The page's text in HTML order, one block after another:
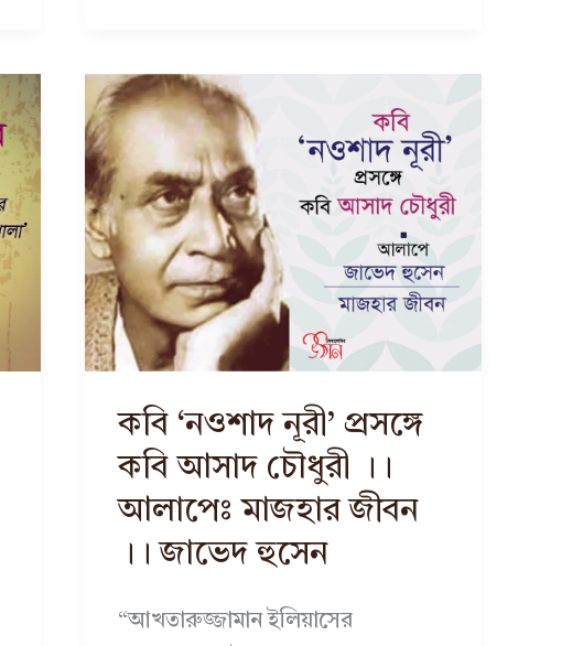
কবি ‘নওশাদ নূরী’ প্রসঙ্গে
কবি আসাদ চৌধুরী ।।
আলাপেঃ মাজহার জীবন
।। জাভেদ হুসেন
“আখতারুজ্জামান ইলিয়াসের